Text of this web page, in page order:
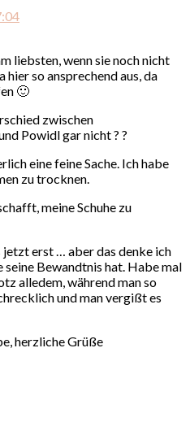
liebsten, wenn sie noch nicht
hier so ansprechend aus, da
🙂
zwischen
Powidl gar nicht ? ?
eine feine Sache. Ich habe
zu trocknen.
meine Schuhe zu
jetzt erst … aber das denke ich
seine Bewandtnis hat. Habe mal
alledem, während man so
und man vergißt es
herzliche Grüße